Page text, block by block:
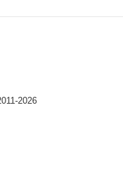
2026